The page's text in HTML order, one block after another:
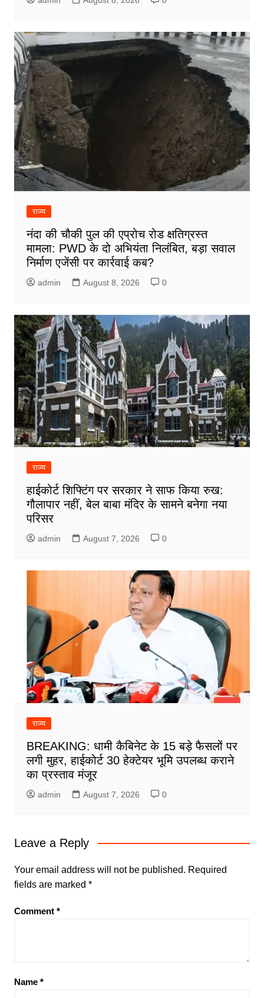
राज्य
नंदा की चौकी पुल की एप्रोच रोड क्षतिग्रस्त
मामला: PWD के दो अभियंता निलंबित, बड़ा सवाल
निर्माण एजेंसी पर कार्रवाई कब?
admin August 8, 2026 0
राज्य
हाईकोर्ट शिफ्टिंग पर सरकार ने साफ किया रुख:
गौलापार नहीं, बेल बाबा मंदिर के सामने बनेगा नया
परिसर
admin August 7, 2026 0
राज्य
BREAKING: धामी कैबिनेट के 15 बड़े फैसलों पर
लगी मुहर, हाईकोर्ट 30 हेक्टेयर भूमि उपलब्ध कराने
का प्रस्ताव मंजूर
admin August 7, 2026 0
Leave a Reply
Your email address will not be published. Required
fields are marked *
Comment *
Name *